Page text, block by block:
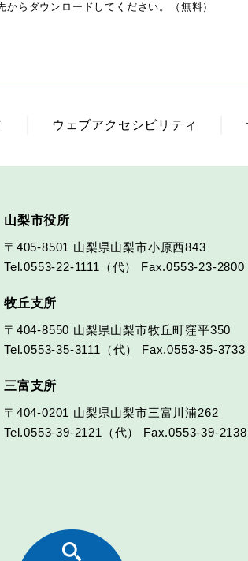
らダウンロードしてください。（無料）
ウェブアクセシビリティ
山梨市役所
〒405-8501 山梨県山梨市小原西843
Tel.0553-22-1111（代）
Fax.0553-23-2800
牧丘支所
〒404-8550 山梨県山梨市牧丘町窪平350
Tel.0553-35-3111（代）
Fax.0553-35-3733
三富支所
〒404-0201 山梨県山梨市三富川浦262
Tel.0553-39-2121（代）
Fax.0553-39-2138